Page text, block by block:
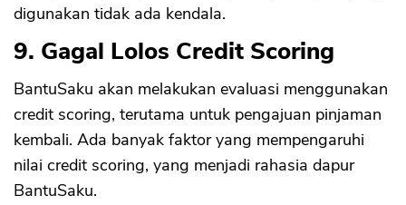
digunakan tidak ada kendala.
9. Gagal Lolos Credit Scoring
BantuSaku akan melakukan evaluasi menggunakan
credit scoring, terutama untuk pengajuan pinjaman
kembali. Ada banyak faktor yang mempengaruhi
nilai credit scoring, yang menjadi rahasia dapur
BantuSaku.